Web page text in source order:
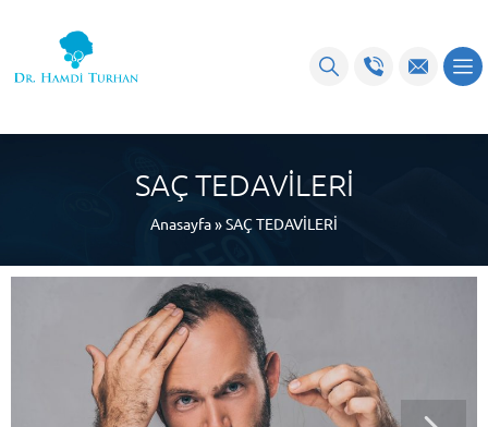
SAÇ TEDAVİLERİ
Anasayfa»SAÇ TEDAVİLERİ